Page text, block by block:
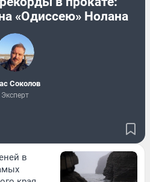
«Одиссею» Нолана
Соколов
Эксперт
в